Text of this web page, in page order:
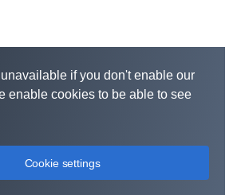
if you don't enable our
enable cookies to be able to see
Cookie settings